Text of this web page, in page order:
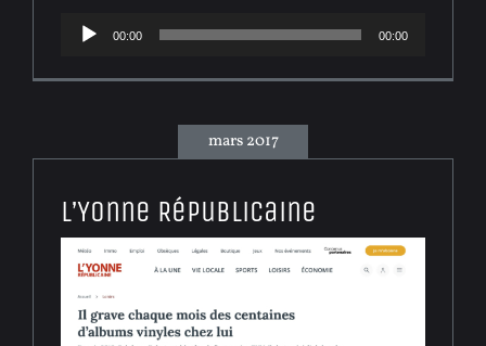
Lecteur
00:00 00:00
mars 2017
L’Yonne Républicaine